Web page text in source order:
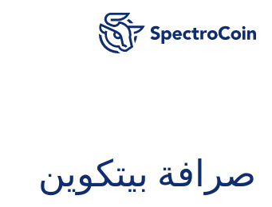
صرافة بيتكوين